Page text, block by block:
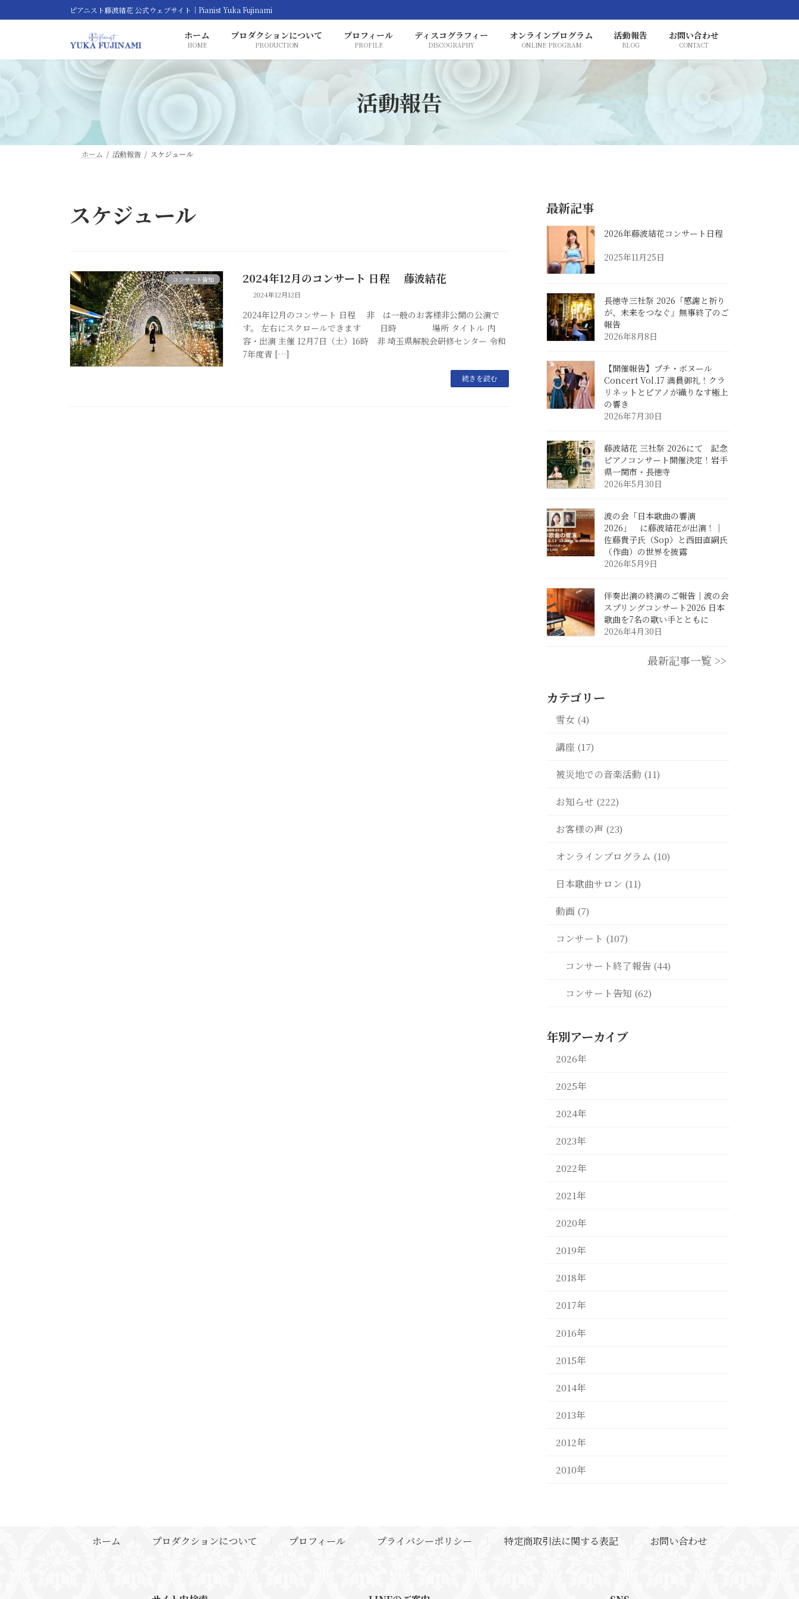
ン
ッ
プ
ビ
移
動
ピアニスト藤波結花 公式ウェブサイト｜Pianist Yuka Fujinami
ホーム
HOME
プロダクションについて
PRODUCTION
プロフィール
PROFILE
ディスコグラフィー
DISCOGRAPHY
オンラインプログラム
ONLINE PROGRAM
活動報告
BLOG
お問い合わせ
CONTACT
活動報告
ホーム 活動報告 スケジュール
スケジュール
コンサート告知 2024年12月のコンサート 日程 藤波結花
2024年12月12日
2024年12月のコンサート 日程 非 は一般のお客様非公開の公演で
す。 左右にスクロールできます 日時 場所 タイトル 内
容・出演 主催 12月7日（土）16時 非 埼玉県解脱会研修センター 令和
7年度青 […]
続きを読む
最新記事
2026年藤波結花コンサート日程
2025年11月25日
長徳寺三社祭 2026「感謝と祈り
が、未来をつなぐ」無事終了のご
報告
2026年8月8日
【開催報告】プチ・ボヌール
Concert Vol.17 満員御礼！クラ
リネットとピアノが織りなす極上
の響き
2026年7月30日
藤波結花 三社祭 2026にて 記念
ピアノコンサート開催決定！岩手
県一関市・長徳寺
2026年5月30日
波の会「日本歌曲の響演
2026」 に藤波結花が出演！｜
佐藤貴子氏（Sop）と西田直嗣氏
（作曲）の世界を披露
2026年5月9日
伴奏出演の終演のご報告｜波の会
スプリングコンサート2026 日本
歌曲を7名の歌い手とともに
2026年4月30日
最新記事一覧 >>
カテゴリー
雪女 (4)
講座 (17)
被災地での音楽活動 (11)
お知らせ (222)
お客様の声 (23)
オンラインプログラム (10)
日本歌曲サロン (11)
動画 (7)
コンサート (107)
コンサート終了報告 (44)
コンサート告知 (62)
年別アーカイブ
2026年
2025年
2024年
2023年
2022年
2021年
2020年
2019年
2018年
2017年
2016年
2015年
2014年
2013年
2012年
2010年
ホーム プロダクションについて プロフィール プライバシーポリシー 特定商取引法に関する表記 お問い合わせ